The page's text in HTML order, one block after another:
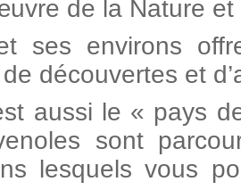
de la Nature
ses environs
découvertes et
aussi le « pays
sont
lesquels vous